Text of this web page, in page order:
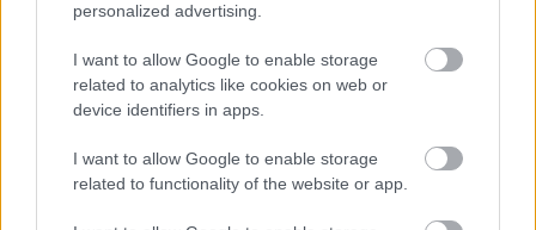
personalized advertising.
I want to allow Google to enable storage
related to analytics like cookies on web or
device identifiers in apps.
I want to allow Google to enable storage
related to functionality of the website or app.
"A magyar Whitehall???": Kossuth
tér, Alkotmány utca
• 2011. április 02.
A Kossuth tér új aszfaltburkolata...Egy korábbi
londoni posztból kiderült, hogy az ottani parlament
környékét gondozott parkok veszik körül, amiket